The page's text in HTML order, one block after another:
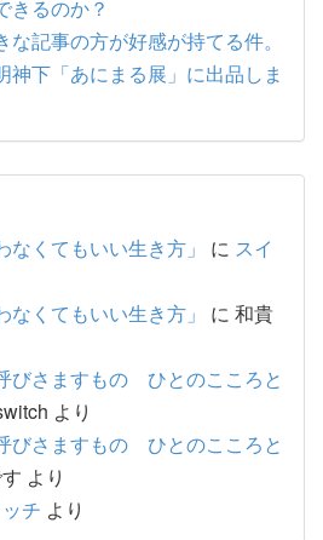
きるのか？
記事の方が好感が持てる件。
下「あにまる展」に出品しま
くてもいい生き方」 に スイ
くてもいい生き方」
に 和貴
びさますもの ひとのこころと
より
びさますもの ひとのこころと
より
チ より